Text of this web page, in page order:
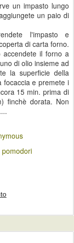
un impasto lungo
un paio di
l'impasto e
di carta forno.
accendete il forno a
di olio insieme ad
la superficie della
focaccia e premete i
15 min. prima di
finchè dorata. Non
pomodori